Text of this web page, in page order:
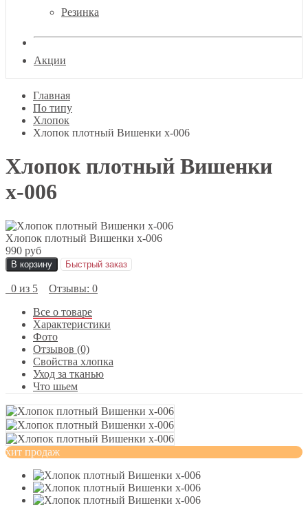
Резинка
Акции
Главная
По типу
Хлопок
Хлопок плотный Вишенки х-006
Хлопок плотный Вишенки
х-006
Хлопок плотный Вишенки х-006
990 руб
В корзину Быстрый заказ
0 из 5
Отзывы: 0
Все о товаре
Характеристики
Фото
Отзывов (0)
Свойства хлопка
Уход за тканью
Что шьем
хит продаж